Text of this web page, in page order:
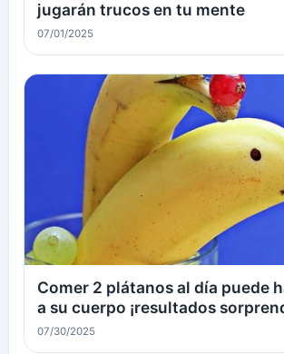
jugarán trucos en tu mente
07/01/2025
Comer 2 plátanos al día puede
a su cuerpo ¡resultados
07/30/2025